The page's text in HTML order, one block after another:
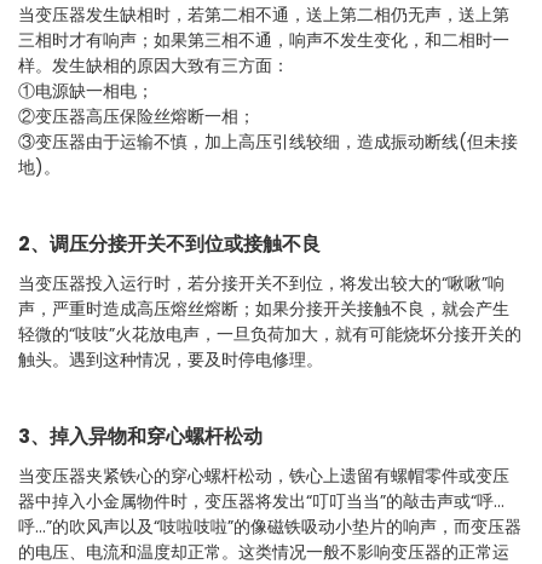
当变压器发生缺相时，若第二相不通，送上第二相仍无声，送上第
三相时才有响声；如果第三相不通，响声不发生变化，和二相时一
样。发生缺相的原因大致有三方面：
①电源缺一相电；
②变压器高压保险丝熔断一相；
③变压器由于运输不慎，加上高压引线较细，造成振动断线(但未接
地)。
2、调压分接开关不到位或接触不良
当变压器投入运行时，若分接开关不到位，将发出较大的“啾啾”响
声，严重时造成高压熔丝熔断；如果分接开关接触不良，就会产生
轻微的“吱吱”火花放电声，一旦负荷加大，就有可能烧坏分接开关的
触头。遇到这种情况，要及时停电修理。
3、掉入异物和穿心螺杆松动
当变压器夹紧铁心的穿心螺杆松动，铁心上遗留有螺帽零件或变压
器中掉入小金属物件时，变压器将发出“叮叮当当”的敲击声或“呼…
呼…”的吹风声以及“吱啦吱啦”的像磁铁吸动小垫片的响声，而变压器
的电压、电流和温度却正常。这类情况一般不影响变压器的正常运